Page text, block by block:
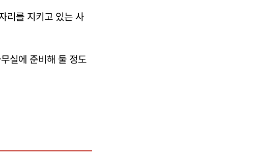
리를 지키고 있는 사
실에 준비해 둘 정도